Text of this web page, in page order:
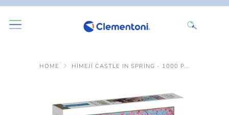
HOME HIMEJI CASTLE IN SPRING - 1000 P...